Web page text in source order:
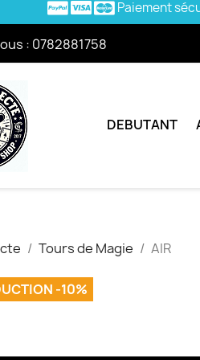
Paiement
: 0782881758
DEBUTANT
Tours de Magie AIR
-10%